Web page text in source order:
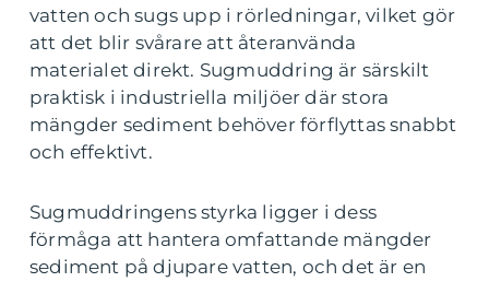
vatten och sugs upp i rörledningar, vilket gör
att det blir svårare att återanvända
materialet direkt. Sugmuddring är särskilt
praktisk i industriella miljöer där stora
mängder sediment behöver förflyttas snabbt
och effektivt.
Sugmuddringens styrka ligger i dess
förmåga att hantera omfattande mängder
sediment på djupare vatten, och det är en